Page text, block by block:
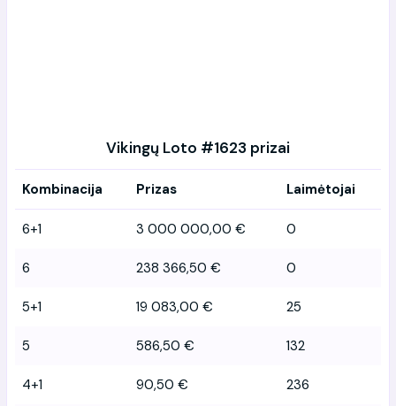
Vikingų Loto #1623 prizai
Kombinacija Prizas Laimėtojai
6+1 3 000 000,00 € 0
6 238 366,50 € 0
5+1 19 083,00 € 25
5 586,50 € 132
4+1 90,50 € 236